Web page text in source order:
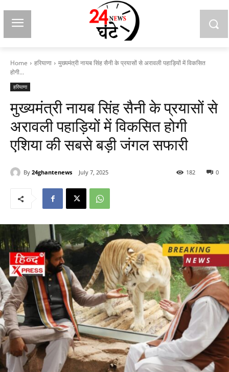
Home हरियाणा
मुख्यमंत्री नायब सिंह सैनी के प्रयासों से अरावली पहाड़ियों में विकसित
होगी...
हरियाणा
मुख्यमंत्री नायब सिंह सैनी के प्रयासों से
अरावली पहाड़ियों में विकसित होगी
एशिया की सबसे बड़ी जंगल सफारी
By 24ghantenews July 7, 2025 0
182